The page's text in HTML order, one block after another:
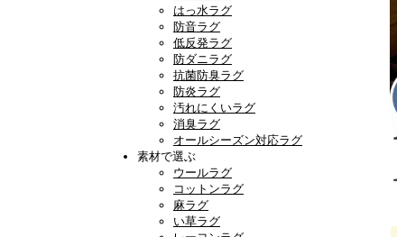
はっ水ラグ
防音ラグ
低反発ラグ
防ダニラグ
抗菌防臭ラグ
防炎ラグ
汚れにくいラグ
消臭ラグ
オールシーズン対応ラグ
素材で選ぶ
ウールラグ
コットンラグ
麻ラグ
い草ラグ